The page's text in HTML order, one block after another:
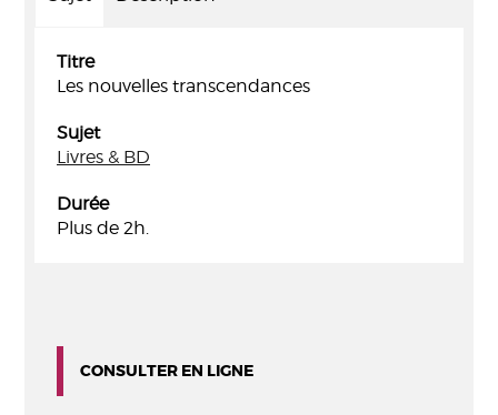
Titre
Les nouvelles transcendances
Sujet
Livres & BD
Durée
Plus de 2h.
CONSULTER EN LIGNE